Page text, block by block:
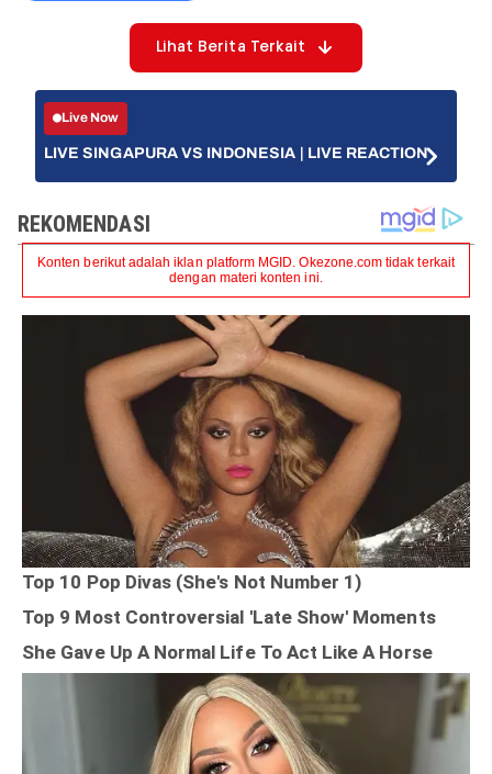
Lihat Berita Terkait
Live Now
LIVE SINGAPURA VS INDONESIA | LIVE REACTION